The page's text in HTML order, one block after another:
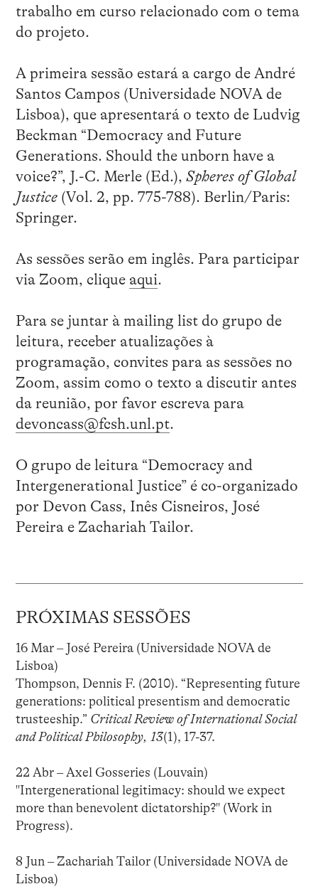
trabalho em curso relacionado com o tema
do projeto.
A primeira sessão estará a cargo de André
Santos Campos (Universidade NOVA de
Lisboa), que apresentará o texto de Ludvig
Beckman “Democracy and Future
Generations. Should the unborn have a
voice?”, J.-C. Merle (Ed.), Spheres of Global
Justice(Vol. 2, pp. 775-788). Berlin/Paris:
Springer.
As sessões serão em inglês. Para participar
via Zoom, clique aqui.
Para se juntar à mailing list do grupo de
leitura, receber atualizações à
programação, convites para as sessões no
Zoom, assim como o texto a discutir antes
da reunião, por favor escreva para
devoncass@fcsh.unl.pt.
O grupo de leitura “Democracy and
Intergenerational Justice” é co-organizado
por Devon Cass, Inês Cisneiros, José
Pereira e Zachariah Tailor.
PRÓXIMAS SESSÕES
16 Mar – José Pereira (Universidade NOVA de
Lisboa)
Thompson, Dennis F. (2010). “Representing future
generations: political presentism and democratic
trusteeship.” Critical Review of International Social
and Political Philosophy, 13(1), 17-37.
22 Abr – Axel Gosseries (Louvain)
"Intergenerational legitimacy: should we expect
more than benevolent dictatorship?" (Work in
Progress).
8 Jun – Zachariah Tailor (Universidade NOVA de
Lisboa)